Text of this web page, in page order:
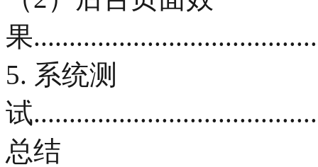
果
5. 系统测
试
总结